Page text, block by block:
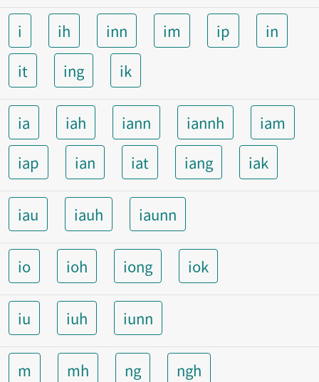
i ih inn im ip
in
it
ing ik
ia iah iann iannh
iam
iap
ian iat iang iak
iau iauh iaunn
io ioh iong iok
iu iuh iunn
m mh ng ngh